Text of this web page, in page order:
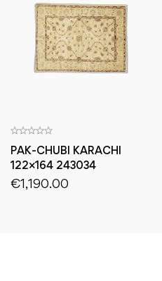
PAK-CHUBI KARACHI
122×164 243034
€1,190.00